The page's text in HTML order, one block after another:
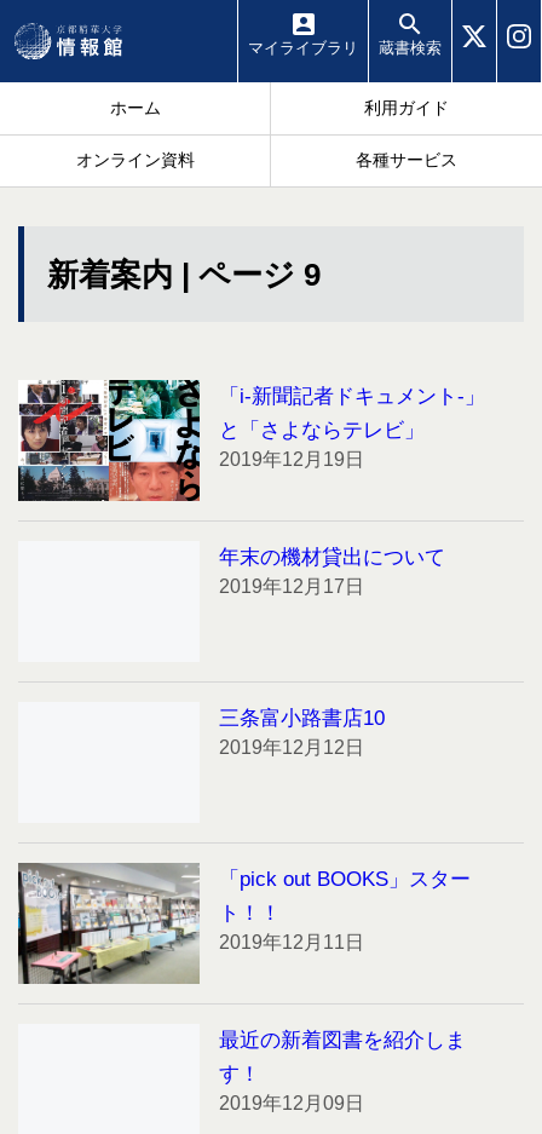
マイ ライブラリ 蔵書検索
ホーム 利用ガイド
オンライン資料 各種サービス
新着案内 | ページ 9
「i-新聞記者ドキュメント-」
と「さよならテレビ」
2019年12月19日
年末の機材貸出について
2019年12月17日
三条富小路書店10
2019年12月12日
「pick out BOOKS」スター
ト！！
2019年12月11日
最近の新着図書を紹介しま
す！
2019年12月09日